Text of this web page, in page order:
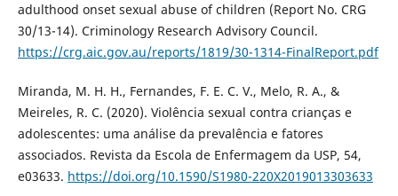
adulthood onset sexual abuse of children (Report No. CRG
30/13-14). Criminology Research Advisory Council.
https://crg.aic.gov.au/reports/1819/30-1314-FinalReport.pdf
Miranda, M. H. H., Fernandes, F. E. C. V., Melo, R. A., &
Meireles, R. C. (2020). Violência sexual contra crianças e
adolescentes: uma análise da prevalência e fatores
associados. Revista da Escola de Enfermagem da USP, 54,
e03633. https://doi.org/10.1590/S1980-220X2019013303633